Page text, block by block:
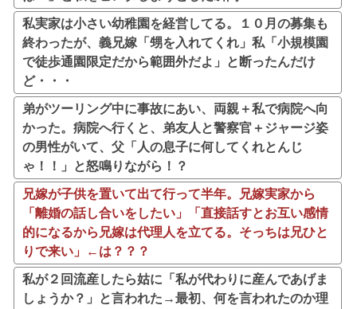
私実家は小さい幼稚園を経営してる。１０月の募集も
終わったが、義兄嫁「甥を入れてくれ」私「小規模園
で徒歩通園限定だから範囲外だよ」と断ったんだけ
ど・・・
弟がツーリング中に事故にあい、両親＋私で病院へ向
かった。病院へ行くと、弟友人と警察官＋ジャージ姿
の男性がいて、父「人の息子に何してくれとんじ
ゃ！！」と怒鳴りながら！？
兄嫁が子供を置いて出て行って半年。兄嫁実家から
「離婚の話し合いをしたい」「直接話すとお互い感情
的になるから兄嫁は代理人を立てる。そっちは兄ひと
りで来い」←は？？？
私が２回流産したら姑に「私が代わりに産んであげま
しょうか？」と言われた→最初、何を言われたのか理